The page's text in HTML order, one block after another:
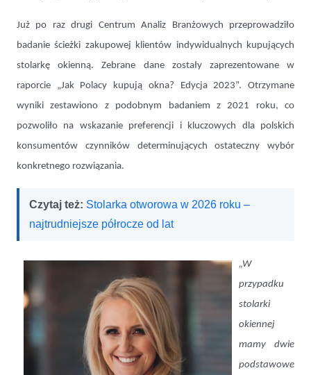
Już po raz drugi Centrum Analiz Branżowych przeprowadziło
badanie ścieżki zakupowej klientów indywidualnych kupujących
stolarkę okienną. Zebrane dane zostały zaprezentowane w
raporcie „Jak Polacy kupują okna? Edycja 2023”. Otrzymane
wyniki zestawiono z podobnym badaniem z 2021 roku, co
pozwoliło na wskazanie preferencji i kluczowych dla polskich
konsumentów czynników determinujących ostateczny wybór
konkretnego rozwiązania.
Czytaj też: Stolarka otworowa w 2026 roku –
najtrudniejsze półrocze od lat
„W
przypadku
stolarki
okiennej
mamy dwie
podstawowe